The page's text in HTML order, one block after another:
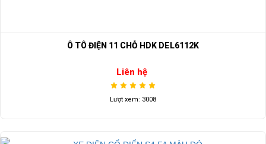
Ô TÔ ĐIỆN 11 CHỖ HDK DEL6112K
Liên hệ
Lượt xem: 3008